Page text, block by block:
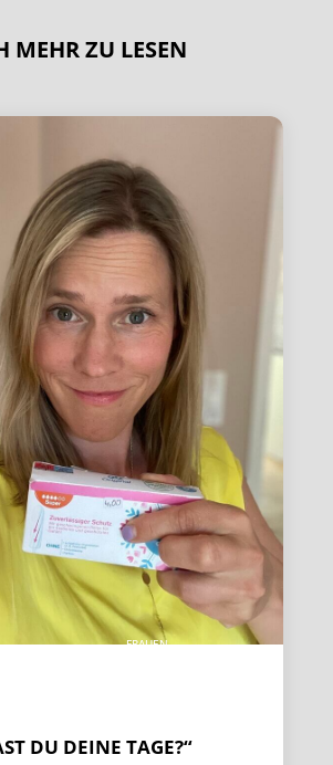
MEHR ZU LESEN
FRAUEN
DU DEINE TAGE?“